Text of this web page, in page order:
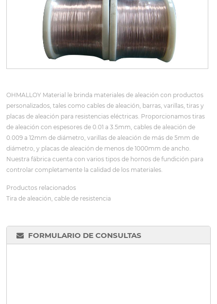
OHMALLOY Material le brinda materiales de aleación con productos
personalizados, tales como cables de aleación, barras, varillas, tiras y
placas de aleación para resistencias eléctricas. Proporcionamos tiras
de aleación con espesores de 0.01 a 3.5mm, cables de aleación de
0.009 a 12mm de diámetro, varillas de aleación de más de 5mm de
diámetro, y placas de aleación de menos de 1000mm de ancho.
Nuestra fábrica cuenta con varios tipos de hornos de fundición para
controlar completamente la calidad de los materiales.
Productos relacionados
Tira de aleación, cable de resistencia
FORMULARIO DE CONSULTAS